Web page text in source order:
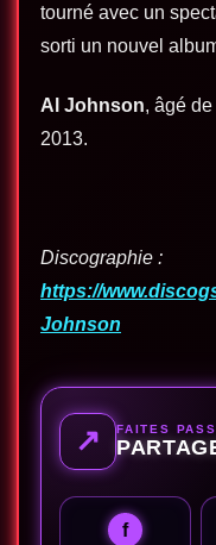
tourné avec un
sorti un nouvel
Al Johnson, âgé
2013.
Discographie :
https://
Johnson
↗ FAITES
f